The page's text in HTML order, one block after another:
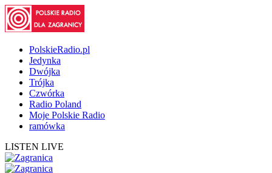
PolskieRadio.pl
Jedynka
Dwójka
Trójka
Czwórka
Radio Poland
Moje Polskie Radio
ramówka
LISTEN LIVE